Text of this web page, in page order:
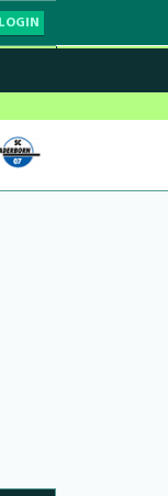
LOGIN